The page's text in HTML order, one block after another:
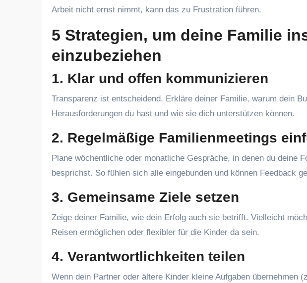
Arbeit nicht ernst nimmt, kann das zu Frustration führen.
5 Strategien, um deine Familie
einzubeziehen
1. Klar und offen kommunizieren
Transparenz ist entscheidend. Erkläre deiner Familie, warum dein
Herausforderungen du hast und wie sie dich unterstützen können.
2. Regelmäßige Familienmeetings
Plane wöchentliche oder monatliche Gespräche, in denen du deine
besprichst. So fühlen sich alle eingebunden und können Feedback
3. Gemeinsame Ziele setzen
Zeige deiner Familie, wie dein Erfolg auch sie betrifft. Vielleicht
Reisen ermöglichen oder flexibler für die Kinder da sein.
4. Verantwortlichkeiten teilen
Wenn dein Partner oder ältere Kinder kleine Aufgaben übernehmen